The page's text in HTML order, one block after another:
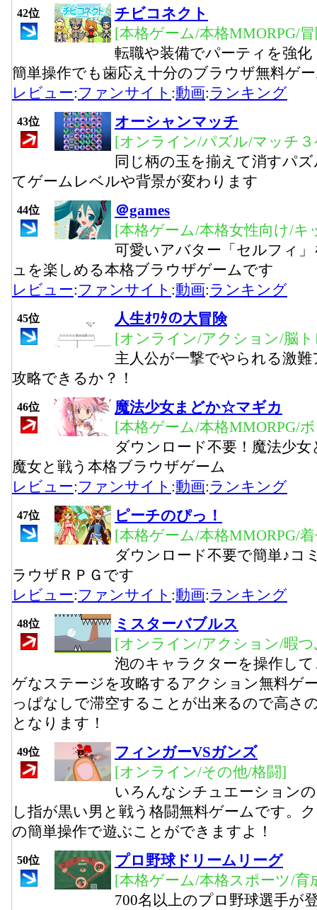
42位
チビコネクト
[本格ゲーム/本格MMORPG/
転職や装備でパーティを強
簡単操作でも歯応え十分のブラウザ無料ゲ
レビュー:ファンサイト :動画:ランキング
43位
オーシャンマッチ
[オンライン/パズル/マッチ
同じ柄の玉を揃えて消すパ
てゲームレベルや背景が変わります
44位
＠games
[本格ゲーム/本格女性向け/キ
可愛いアバター「セルフィ
ュを楽しめる本格ブラウザゲームです
レビュー:ファンサイト :動画:ランキング
45位
人生ｵﾜﾀの大冒険
[オンライン/アクション/脳
主人公が一撃でやられる激
攻略できるか？！
46位
魔法少女まどか☆マギカ
[本格ゲーム/本格MMORPG/
ダウンロード不要！魔法少
魔女と戦う本格ブラウザゲーム
レビュー:ファンサイト :動画:ランキング
47位
ピーチのぴっ！
[本格ゲーム/本格MMORPG/
ダウンロード不要で簡単♪コ
ラウザＲＰＧです
レビュー:ファンサイト :動画:ランキング
48位
ミスターバブルス
[オンライン/アクション/暇
泡のキャラクターを操作し
ゲなステージを攻略するアクション無料ゲ
っぱなしで滞空することが出来るので高さ
となります！
49位
フィンガーVSガンズ
[オンライン/その他/格闘]
いろんなシチュエーション
し指が黒い男と戦う格闘無料ゲームです。
の簡単操作で遊ぶことができますよ！
50位
プロ野球ドリームリーグ
[本格ゲーム/本格スポーツ/育
700名以上のプロ野球選手が